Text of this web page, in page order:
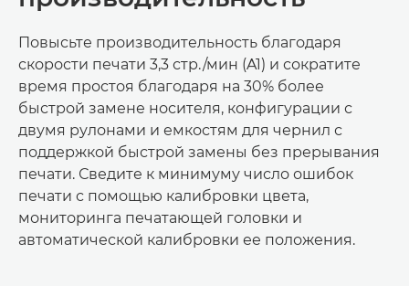
Повысьте производительность благодаря
скорости печати 3,3 стр./мин (A1) и сократите
время простоя благодаря на 30% более
быстрой замене носителя, конфигурации с
двумя рулонами и емкостям для чернил с
поддержкой быстрой замены без прерывания
печати. Сведите к минимуму число ошибок
печати с помощью калибровки цвета,
мониторинга печатающей головки и
автоматической калибровки ее положения.